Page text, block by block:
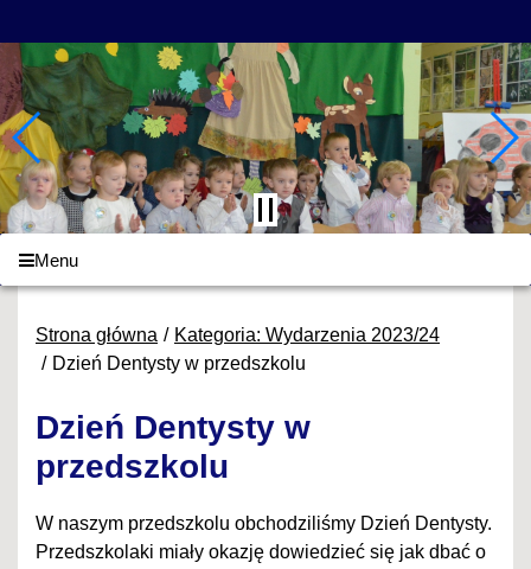
Menu
Strona główna
Kategoria: Wydarzenia 2023/24
Dzień Dentysty w przedszkolu
Dzień Dentysty w
przedszkolu
W naszym przedszkolu obchodziliśmy Dzień Dentysty.
Przedszkolaki miały okazję dowiedzieć się jak dbać o